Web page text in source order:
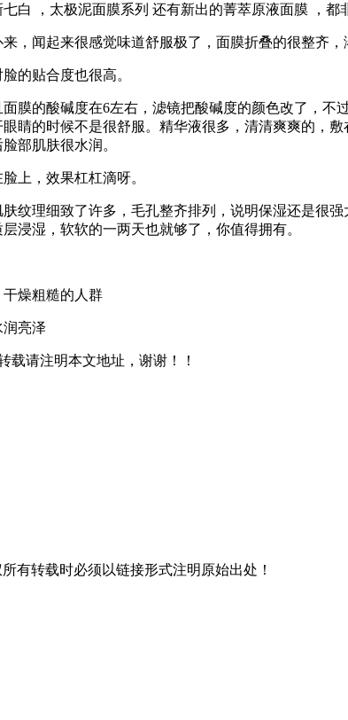
白 ，太极泥面膜系列 还有新出的菁萃原液面膜 ，都
，闻起来很感觉味道舒服极了，面膜折叠的很整齐，
的贴合度也很高。
膜的酸碱度在6左右，滤镜把酸碱度的颜色改了，
睛的时候不是很舒服。精华液很多，清清爽爽的，
部肌肤很水润。
上，效果杠杠滴呀。
纹理细致了许多，毛孔整齐排列，说明保湿还是很
浸湿，软软的一两天也就够了，你值得拥有。
燥粗糙的人群
亮泽
载请注明本文地址，谢谢！！
所有转载时必须以链接形式注明原始出处！